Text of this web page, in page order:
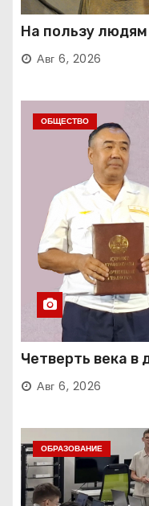
На пользу людям
Авг 6, 2026
ОБЩЕСТВО
Четверть века в
Авг 6, 2026
ОБРАЗОВАНИЕ